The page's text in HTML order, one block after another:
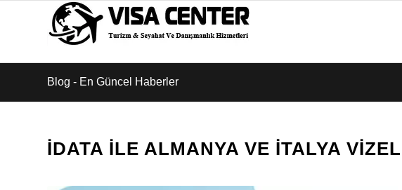
Blog - En Güncel Haberler
İDATA İLE ALMANYA VE İTALYA